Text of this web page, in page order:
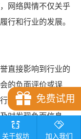
网络舆情不仅关乎
行和行业的发展。
直接影响到行业的
的负面评价或误
业造成不良影响。
时发现负面信息，
免费试用
关于蚁坊 加入我们